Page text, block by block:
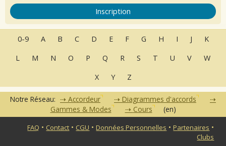
Inscription
0-9 A B C D E F G H I J
K
L
M N O P Q R S T U V
W
X
Y Z
Notre Réseau: Accordeur
Diagrammes d'accords
Gammes & Modes
Cours (en)
FAQ • Contact • CGU •Données Personnelles •Partenaires •
Clubs